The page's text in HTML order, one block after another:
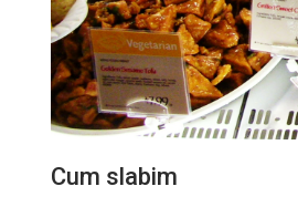
Cum slabim